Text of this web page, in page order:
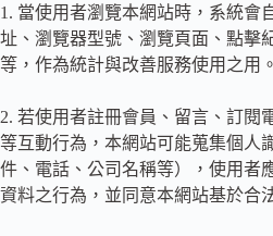
1. 當使用者瀏覽本網站時，系統會
址、瀏覽器型號、瀏覽頁面、點擊
等，作為統計與改善服務使用之用
2. 若使用者註冊會員、留言、訂閱
等互動行為，本網站可能蒐集個人
件、電話、公司名稱等），使用者
資料之行為，並同意本網站基於合